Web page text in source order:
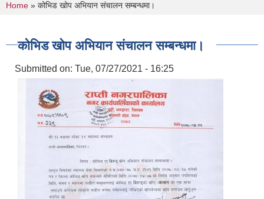
You are here
Home » कोभिड खोप अभियान संचालन सम्बन्धमा।
कोभिड खोप अभियान संचालन सम्बन्धमा।
Submitted on: Tue, 07/27/2021 - 16:25